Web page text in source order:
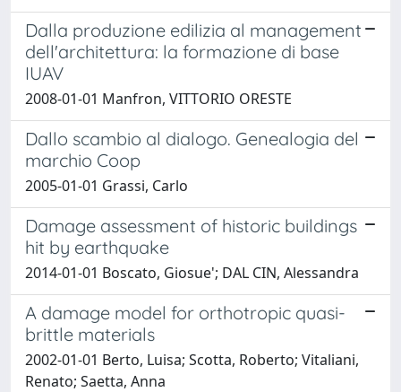
Dalla produzione edilizia al management
dell'architettura: la formazione di base
IUAV
2008-01-01 Manfron, VITTORIO ORESTE
Dallo scambio al dialogo. Genealogia del
marchio Coop
2005-01-01 Grassi, Carlo
Damage assessment of historic buildings
hit by earthquake
2014-01-01 Boscato, Giosue'; DAL CIN, Alessandra
A damage model for orthotropic quasi-
brittle materials
2002-01-01 Berto, Luisa; Scotta, Roberto; Vitaliani,
Renato; Saetta, Anna